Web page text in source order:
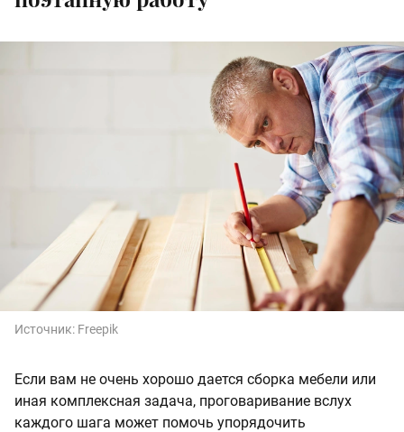
Источник: Freepik
Если вам не очень хорошо дается сборка мебели или
иная комплексная задача, проговаривание вслух
каждого шага может помочь упорядочить